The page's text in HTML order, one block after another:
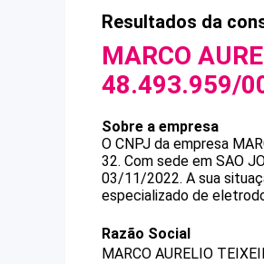
Resultados da
MARCO
48.493.959/
Sobre a empresa
O CNPJ da empresa
32. Com sede em SAO
03/11/2022. A sua
especializado de
Razão Social
MARCO AURELIO